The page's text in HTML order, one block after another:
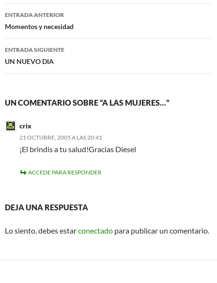
o
o
e
r
Navegación
de
entradas
ENTRADA ANTERIOR
Momentos y necesidad
ENTRADA SIGUIENTE
UN NUEVO DIA
UN COMENTARIO SOBRE “A LAS MUJERES…”
crix
21 OCTUBRE, 2005 A LAS 20:41
¡El brindis a tu salud!Gracias Diesel
ACCEDE PARA RESPONDER
DEJA UNA RESPUESTA
Lo siento, debes estarconectado para publicar un comentario.